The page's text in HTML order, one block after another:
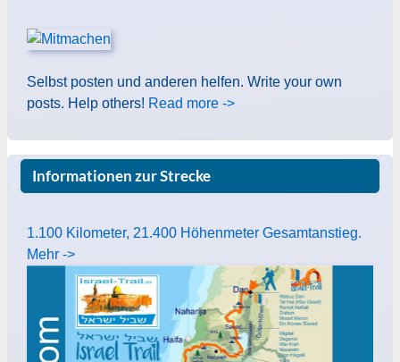
Selbst posten und anderen helfen. Write your own
posts. Help others! Read more ->
Informationen zur Strecke
1.100 Kilometer, 21.400 Höhenmeter Gesamtanstieg.
Mehr ->